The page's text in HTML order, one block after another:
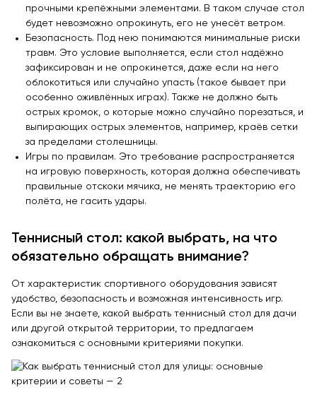
Оборудование для выгула и дрессировки собак
Показать все товары
Уличное спортивное оборудование
Спортивные площадки в ЭКО-стиле
Оборудование для воркаута
Уличные тренажеры
Параворкаут
УРБАНИКА спорт
Теннисные столы
Мобильные и стационарные трибуны
Показать все товары
О компании▼
Новости
прочными крепёжными элементами. В таком случае стол
будет невозможно опрокинуть, его не унесёт ветром.
Безопасность. Под нею понимаются минимальные риски
травм. Это условие выполняется, если стол надёжно
зафиксирован и не опрокинется, даже если на него
облокотиться или случайно упасть (такое бывает при
особенно оживлённых играх). Также не должно быть
острых кромок, о которые можно случайно порезаться, и
выпирающих острых элементов, например, краёв сетки
за пределами столешницы.
Игры по правилам. Это требование распространяется
на игровую поверхность, которая должна обеспечивать
правильные отскоки мячика, не менять траекторию его
полёта, не гасить удары.
Теннисный стол: какой выбрать, на что
обязательно обращать внимание?
От характеристик спортивного оборудования зависят
удобство, безопасность и возможная интенсивность игр.
Если вы не знаете, какой выбрать теннисный стол для дачи
или другой открытой территории, то предлагаем
ознакомиться с основными критериями покупки.